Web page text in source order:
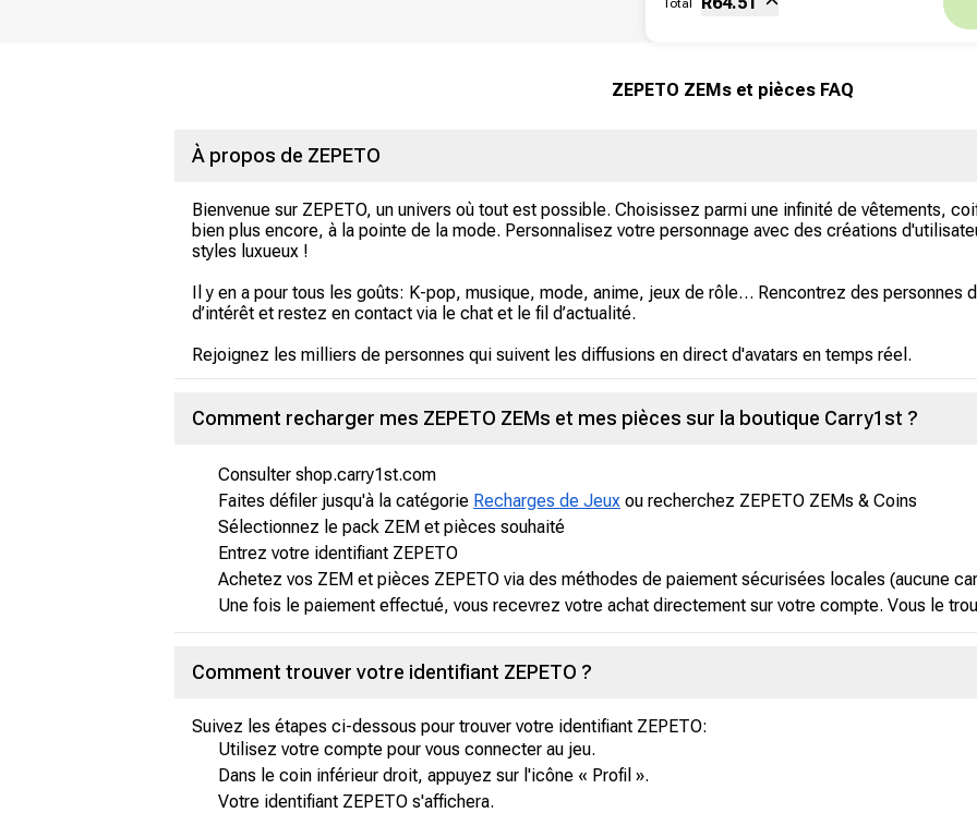
Total
ZEPETO ZEMs et pièces FAQ
À propos de ZEPETO
Bienvenue sur ZEPETO, un univers où tout est possible. Choisissez parmi une infinité de vêtements,
bien plus encore, à la pointe de la mode. Personnalisez votre personnage avec des créations
styles luxueux !
Il y en a pour tous les goûts: K-pop, musique, mode, anime, jeux de rôle… Rencontrez des personnes
d’intérêt et restez en contact via le chat et le fil d’actualité.
Rejoignez les milliers de personnes qui suivent les diffusions en direct d'avatars en temps réel.
Comment recharger mes ZEPETO ZEMs et mes pièces sur la boutique Carry1st ?
Consulter shop.carry1st.com
Faites défiler jusqu'à la catégorie Recharges de Jeux ou recherchez ZEPETO ZEMs & Coins
Sélectionnez le pack ZEM et pièces souhaité
Entrez votre identifiant ZEPETO
Achetez vos ZEM et pièces ZEPETO via des méthodes de paiement sécurisées locales (aucune
Une fois le paiement effectué, vous recevrez votre achat directement sur votre compte. Vous le
Comment trouver votre identifiant ZEPETO ?
Suivez les étapes ci-dessous pour trouver votre identifiant ZEPETO:
Utilisez votre compte pour vous connecter au jeu.
Dans le coin inférieur droit, appuyez sur l'icône « Profil ».
Votre identifiant ZEPETO s'affichera.